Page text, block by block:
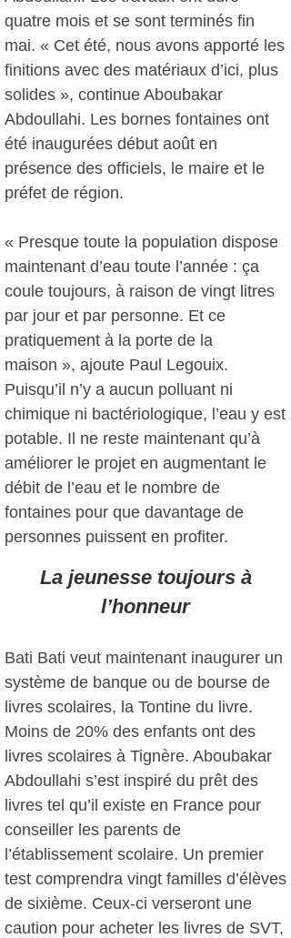
quatre mois et se sont terminés fin
mai. « Cet été, nous avons apporté les
finitions avec des matériaux d’ici, plus
solides », continue Aboubakar
Abdoullahi. Les bornes fontaines ont
été inaugurées début août en
présence des officiels, le maire et le
préfet de région.
« Presque toute la population dispose
maintenant d’eau toute l’année : ça
coule toujours, à raison de vingt litres
par jour et par personne. Et ce
pratiquement à la porte de la
maison », ajoute Paul Legouix.
Puisqu’il n’y a aucun polluant ni
chimique ni bactériologique, l’eau y est
potable. Il ne reste maintenant qu’à
améliorer le projet en augmentant le
débit de l’eau et le nombre de
fontaines pour que davantage de
personnes puissent en profiter.
La jeunesse toujours à
l’honneur
Bati Bati veut maintenant inaugurer un
système de banque ou de bourse de
livres scolaires, la Tontine du livre.
Moins de 20% des enfants ont des
livres scolaires à Tignère. Aboubakar
Abdoullahi s’est inspiré du prêt des
livres tel qu’il existe en France pour
conseiller les parents de
l’établissement scolaire. Un premier
test comprendra vingt familles d’élèves
de sixième. Ceux-ci verseront une
caution pour acheter les livres de SVT,